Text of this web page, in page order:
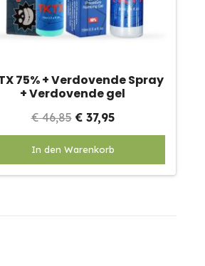
75% + Verdovende Spray
+ Verdovende gel
€46,85 Oorspronkelijke
prijs
was:
€ 46,85.
€37,95Huidige
prijs
is:
€ 37,95.
In den Warenkorb